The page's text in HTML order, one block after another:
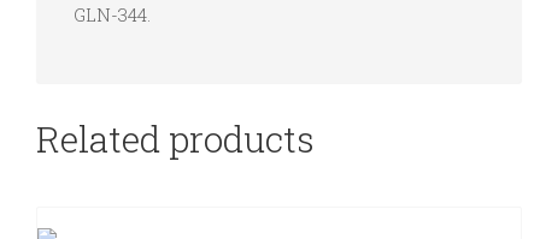
quantity
GLN-344.
Related products